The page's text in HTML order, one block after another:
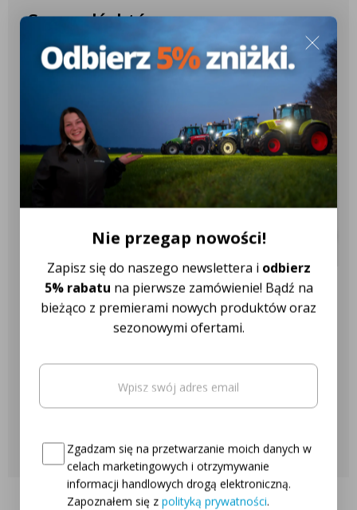
Sprawdź, które
produkty pasują do
Twojego ciągnika
✔️ Ponad 10.000 różnych konfiguracji
✔️ Ponad 2.600 różnych modeli
ciągników
✔️ Ponad 18 różnych marek
Nasza obsługa klienta jest do
Twojej dyspozycji!
Najczęściej zadawane pytania
Nie przegap nowości!
Zapisz się do naszego newslettera i odbierz
5% rabatu na pierwsze zamówienie! Bądź na
bieżąco z premierami nowych produktów oraz
sezonowymi ofertami.
Email
Consent (wymagane)
Zgadzam się na przetwarzanie moich danych w
celach marketingowych i otrzymywanie
informacji handlowych drogą elektroniczną.
Zapoznałem się z polityką prywatności.
Oto Twój kod zniżkowy na